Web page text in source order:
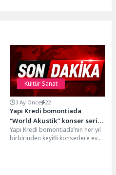
Kültür Sanat
3 Ay Önce 22
Yapı Kredi bomontiada
“World Akustik” konser serisi
Gaye Su Akyol ile başlıyor!
Yapı Kredi bomontiada’nın her yıl
birbirinden keyifli konserlere ev